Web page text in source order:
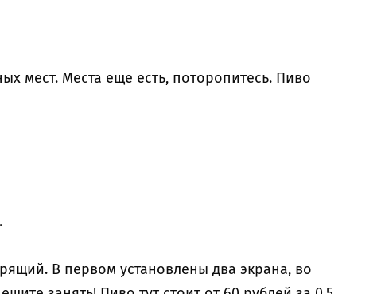
мест. Места еще есть, поторопитесь. Пиво
В первом установлены два экрана, во